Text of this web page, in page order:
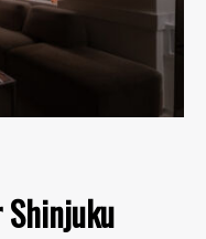
Shinjuku